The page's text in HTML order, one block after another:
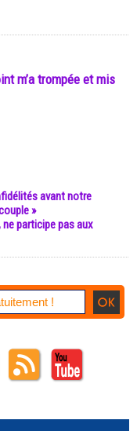
m’a trompée et mis
avant notre
»
ne participe pas aux